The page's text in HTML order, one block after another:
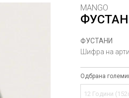
MANGO
ФУСТАН
ФУСТАНИ
Шифра на
Одбрана
12 Години